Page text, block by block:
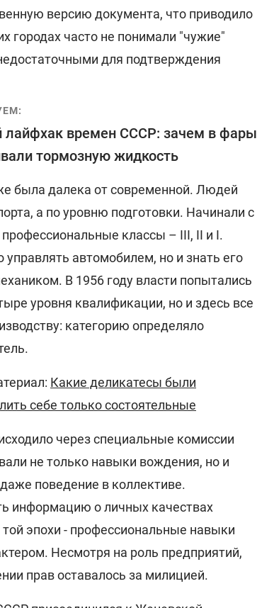
версию документа, что приводило
городах часто не понимали "чужие"
для подтверждения
лайфхак времен СССР: зачем в фары
тормозную жидкость
была далека от современной. Людей
а по уровню подготовки. Начинали с
классы – III, II и I.
автомобилем, но и знать его
В 1956 году власти попытались
уровня квалификации, но и здесь все
категорию определяло
Какие деликатесы были
себе только состоятельные
через специальные комиссии
не только навыки вождения, но и
поведение в коллективе.
информацию о личных качествах
эпохи - профессиональные навыки
Несмотря на роль предприятий,
прав оставалось за милицией.